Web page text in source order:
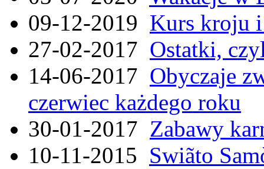
09-12-2019 Kurs kroju i
27-02-2017 Ostatki,
14-06-2017 Obyczaje
czerwiec każdego roku
30-01-2017 Zabawy
10-11-2015 Swiãto